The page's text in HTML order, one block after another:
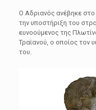
Ο Αδριανός ανέβηκε στο
την υποστήριξη του
ευνοούμενος της
Τραϊανού, ο οποίος τον
του.